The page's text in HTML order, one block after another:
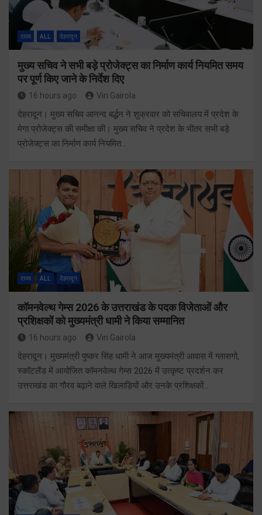
राज्य ALL देहरादून
मुख्य सचिव ने सभी बड़े प्रोजेक्ट्स का निर्माण कार्य नियमित समय
पर पूर्ण किए जाने के निर्देश दिए
16 hours ago Viri Gairola
देहरादून। मुख्य सचिव आनन्द बर्द्धन ने शुक्रवार को सचिवालय में प्रदेश के
मेगा प्रोजेक्ट्स की समीक्षा की। मुख्य सचिव ने प्रदेश के भीतर सभी बड़े
प्रोजेक्ट्स का निर्माण कार्य नियमित…
राज्य ALL देहरादून
कॉमनवेल्थ गेम्स 2026 के उत्तराखंड के पदक विजेताओं और
प्रशिक्षकों को मुख्यमंत्री धामी ने किया सम्मानित
16 hours ago Viri Gairola
देहरादून। मुख्यमंत्री पुष्कर सिंह धामी ने आज मुख्यमंत्री आवास में ग्लासगो,
स्कॉटलैंड में आयोजित कॉमनवेल्थ गेम्स 2026 में उत्कृष्ट प्रदर्शन कर
उत्तराखंड का गौरव बढ़ाने वाले खिलाड़ियों और उनके प्रशिक्षकों…